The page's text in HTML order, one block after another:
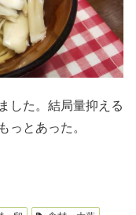
した。結局量抑える
っとあった。